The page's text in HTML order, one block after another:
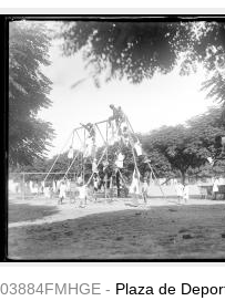
03884FMHGE - Plaza de